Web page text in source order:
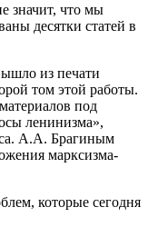
значит, что мы
десятки статей в
из печати
том этой работы.
под
ленинизма»,
А.А. Брагиным
марксизма-
которые сегодня